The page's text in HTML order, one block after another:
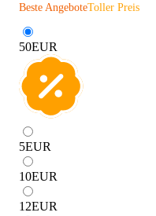
Beste AngeboteToller Preis
50EUR
5EUR
10EUR
12EUR